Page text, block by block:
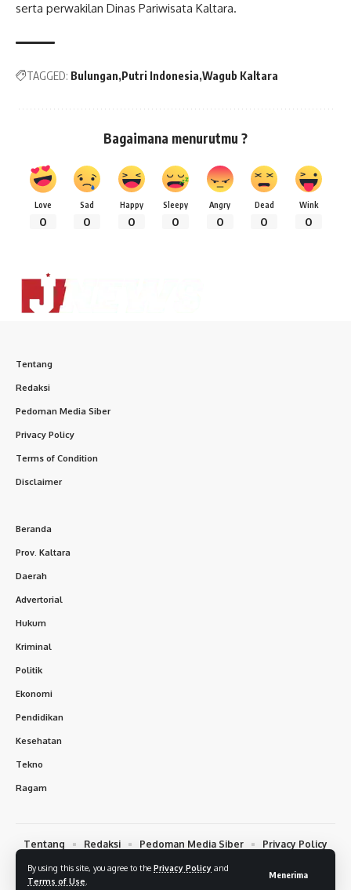
By using this site, you agree to the Privacy Policy and
Terms of Use
Menerima
serta perwakilan Dinas Pariwisata Kaltara.
TAGGED: Bulungan Putri Indonesia Wagub Kaltara
Bagaimana menurutmu ?
Love
0
Sad
0
Happy
0
Sleepy
0
Angry
0
Dead
0
Wink
0
Tentang
Redaksi
Pedoman Media Siber
Privacy Policy
Terms of Condition
Disclaimer
Beranda
Prov. Kaltara
Daerah
Advertorial
Hukum
Kriminal
Politik
Ekonomi
Pendidikan
Kesehatan
Tekno
Ragam
Tentang Redaksi Pedoman Media Siber
Privacy Policy